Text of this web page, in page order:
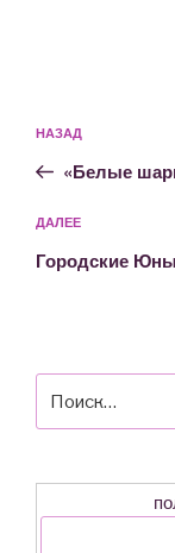
по
записям
Предыдущая
запись:
НАЗАД
«Белые
Следующая
запись
ДАЛЕЕ
Городские